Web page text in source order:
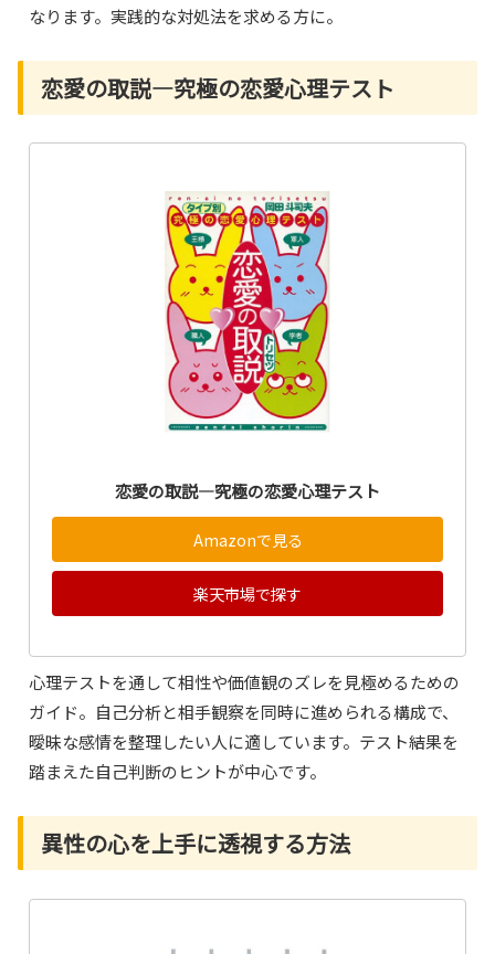
なります。実践的な対処法を求める方に。
恋愛の取説―究極の恋愛心理テスト
恋愛の取説―究極の恋愛心理テスト
Amazonで見る
楽天市場で探す
心理テストを通して相性や価値観のズレを見極めるための
ガイド。自己分析と相手観察を同時に進められる構成で、
曖昧な感情を整理したい人に適しています。テスト結果を
踏まえた自己判断のヒントが中心です。
異性の心を上手に透視する方法